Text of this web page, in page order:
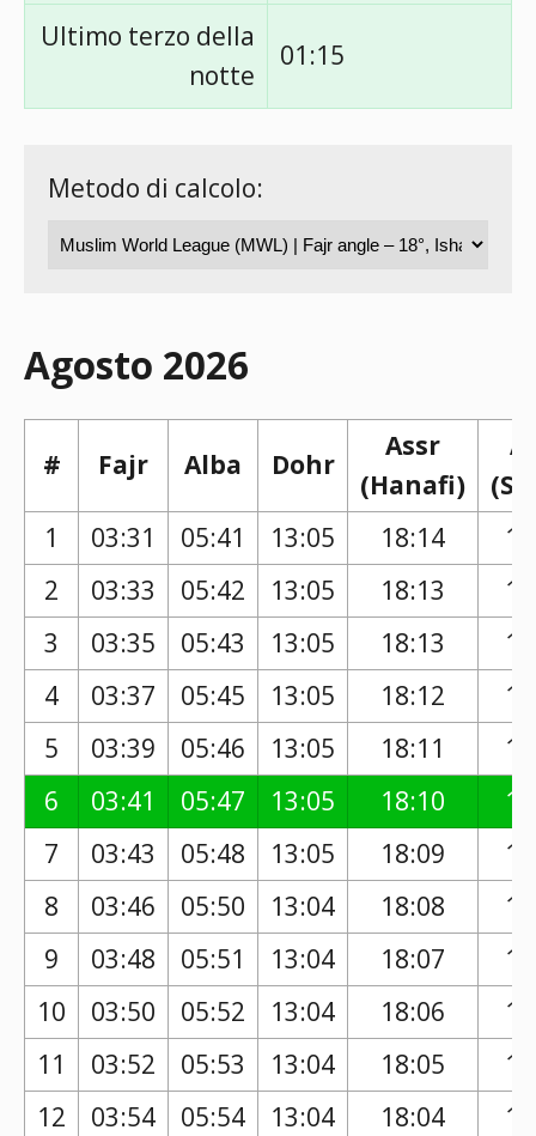
Ultimo terzo della
notte
01:15
Metodo di calcolo:
Agosto 2026
# Fajr Alba Dohr
Assr
(Hanafi)
1
03:31 05:41 13:05 18:14
2
03:33 05:42 13:05 18:13
3
03:35 05:43 13:05 18:13
4
03:37 05:45 13:05 18:12
5
03:39 05:46 13:05 18:11
6
03:41 05:47 13:05 18:10
7
03:43 05:48 13:05 18:09
8
03:46 05:50 13:04 18:08
9
03:48 05:51 13:04 18:07
10
03:50 05:52 13:04 18:06
11
03:52 05:53 13:04 18:05
12
03:54 05:54 13:04 18:04